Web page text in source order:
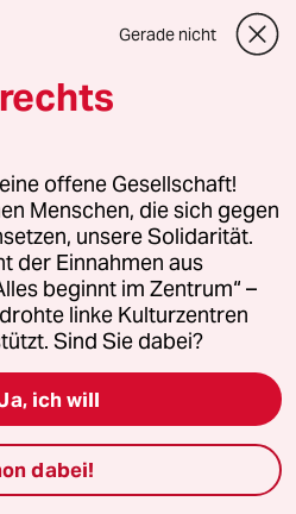
Gerade nicht
offene Gesellschaft!
Menschen, die sich gegen
unsere Solidarität.
der Einnahmen aus
beginnt im Zentrum“ –
linke Kulturzentren
Sind Sie dabei?
ich will
dabei!